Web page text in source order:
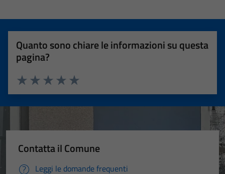
Quanto sono chiare le informazioni su questa
pagina?
Valuta 5 stelle su 5
Valuta 4 stelle su 5
Valuta 3 stelle su 5
Valuta 2 stelle su 5
Valuta 1 stelle su 5
Contatta il Comune
Leggi le domande frequenti